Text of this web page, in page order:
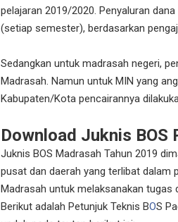
pelajaran 2019/2020. Penyaluran
(setiap semester), berdasarkan
Sedangkan untuk madrasah negeri,
Madrasah. Namun untuk MIN yang
Kabupaten/Kota pencairannya
Download Juknis BOS
Juknis BOS Madrasah Tahun 2019
pusat dan daerah yang terlibat dalam
Madrasah untuk melaksanakan tugas
Berikut adalah Petunjuk Teknis BOS